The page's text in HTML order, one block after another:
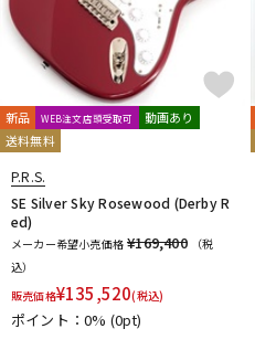
新品 WEB注文店頭受取可
動画あり
送料無料
P.R.S.
SE Silver Sky Rosewood (Derby R
ed)
メーカー希望小売価格 ¥169,400
（税
込）
販売価格¥135,520(税込)
ポイント：0% (0pt)